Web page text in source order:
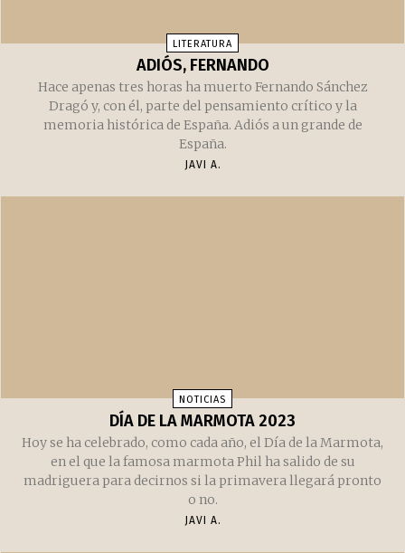
LITERATURA
ADIÓS, FERNANDO
Hace apenas tres horas ha muerto Fernando Sánchez
Dragó y, con él, parte del pensamiento crítico y la
memoria histórica de España. Adiós a un grande de
España.
JAVI A.
NOTICIAS
DÍA DE LA MARMOTA 2023
Hoy se ha celebrado, como cada año, el Día de la Marmota,
en el que la famosa marmota Phil ha salido de su
madriguera para decirnos si la primavera llegará pronto
o no.
JAVI A.